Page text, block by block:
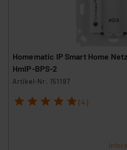
Homematic IP Smart Home
HmIP-BPS-2
Artikel-Nr. 151197
1 2 3 4 5 (4)